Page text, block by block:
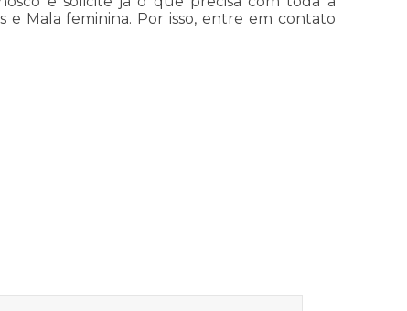
e Mala feminina. Por isso, entre em contato